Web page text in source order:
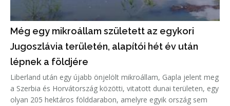
Még egy mikroállam született az egykori
Jugoszlávia területén, alapítói hét év után
lépnek a földjére
Liberland után egy újabb önjelölt mikroállam, Gapla jelent meg
a Szerbia és Horvátország közötti, vitatott dunai területen, egy
olyan 205 hektáros földdarabon, amelyre egyik ország sem